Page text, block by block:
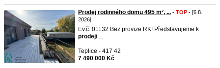
Prodej rodinného domu 495 m², ... - TOP - [6.8.
2026]
Ev.č. 01132 Bez provize RK! Představujeme k
prodeji ...
Teplice - 417 42
7 490 000 Kč